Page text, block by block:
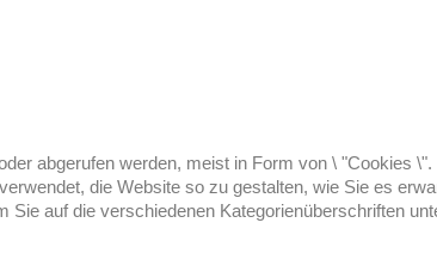
abgerufen werden, meist in Form von \ "Cookies
die Website so zu gestalten, wie Sie es
auf die verschiedenen Kategorienüberschriften